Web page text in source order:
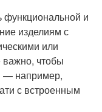
функциональной и
изделиям с
или
чтобы
— например,
с встроенным